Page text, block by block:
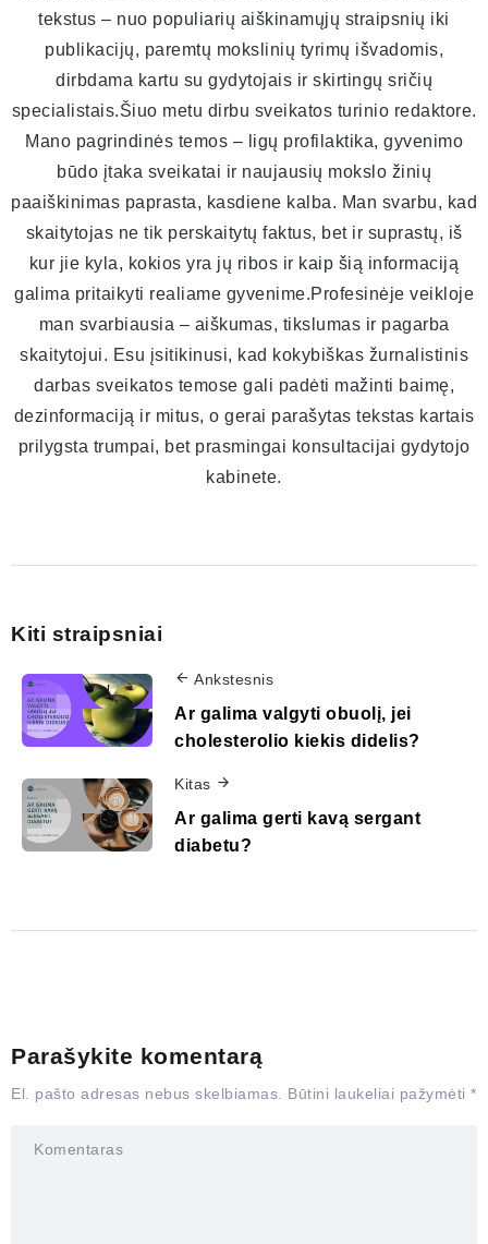
tekstus – nuo populiarių aiškinamųjų straipsnių iki
publikacijų, paremtų mokslinių tyrimų išvadomis,
dirbdama kartu su gydytojais ir skirtingų sričių
specialistais.Šiuo metu dirbu sveikatos turinio redaktore.
Mano pagrindinės temos – ligų profilaktika, gyvenimo
būdo įtaka sveikatai ir naujausių mokslo žinių
paaiškinimas paprasta, kasdiene kalba. Man svarbu, kad
skaitytojas ne tik perskaitytų faktus, bet ir suprastų, iš
kur jie kyla, kokios yra jų ribos ir kaip šią informaciją
galima pritaikyti realiame gyvenime.Profesinėje veikloje
man svarbiausia – aiškumas, tikslumas ir pagarba
skaitytojui. Esu įsitikinusi, kad kokybiškas žurnalistinis
darbas sveikatos temose gali padėti mažinti baimę,
dezinformaciją ir mitus, o gerai parašytas tekstas kartais
prilygsta trumpai, bet prasmingai konsultacijai gydytojo
kabinete.
Kiti straipsniai
Ankstesnis
Ar galima valgyti obuolį, jei
cholesterolio kiekis didelis?
Kitas
Ar galima gerti kavą sergant
diabetu?
Parašykite komentarą
El. pašto adresas nebus skelbiamas. Būtini laukeliai pažymėti *